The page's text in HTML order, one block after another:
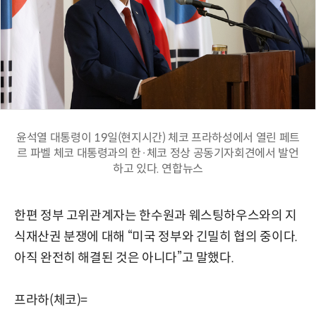
윤석열 대통령이 19일(현지시간) 체코 프라하성에서 열린 페트
르 파벨 체코 대통령과의 한·체코 정상 공동기자회견에서 발언
하고 있다. 연합뉴스
한편 정부 고위관계자는 한수원과 웨스팅하우스와의 지
식재산권 분쟁에 대해 “미국 정부와 긴밀히 협의 중이다.
아직 완전히 해결된 것은 아니다”고 말했다.
프라하(체코)=